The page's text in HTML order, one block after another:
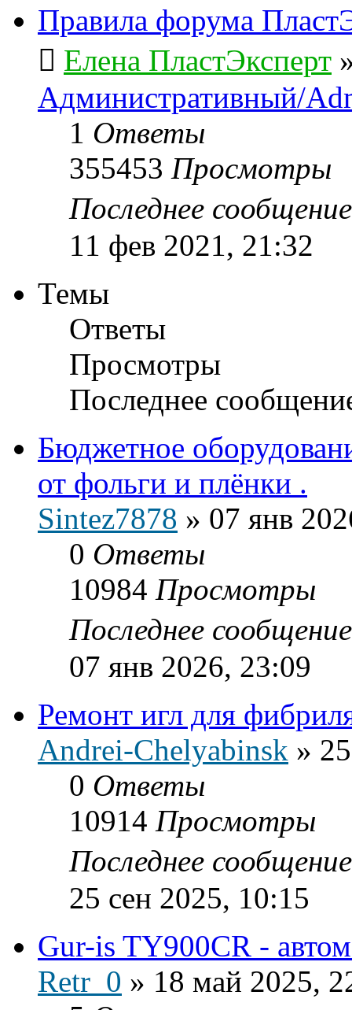
Правила форума
Елена ПластЭксперт
Административный/
1 Ответы
355453 Просмотры
Последнее
11 фев 2021, 21:32
Темы
Ответы
Просмотры
Последнее
Бюджетное
от фольги и плёнки .
Sintez7878 » 07 янв
0 Ответы
10984 Просмотры
Последнее
07 янв 2026, 23:09
Ремонт игл для
Andrei-Chelyabinsk »
0 Ответы
10914 Просмотры
Последнее
25 сен 2025, 10:15
Gur-is TY900CR -
Retr_0 » 18 май 2025,